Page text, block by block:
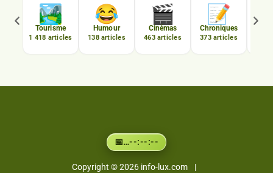
🏞️
Tourisme
1 418 articles
😂
Humour
138 articles
🎬
Cinémas
463 articles
📝
Chroniques
373 articles
📅…--:--:--
Copyright © 2026 info-lux.com